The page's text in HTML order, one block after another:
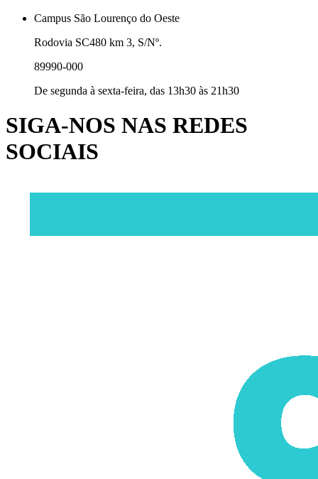
Campus São Lourenço do Oeste
Rodovia SC480 km 3, S/Nº.
89990-000
De segunda à sexta-feira, das 13h30 às 21h30
SIGA-NOS NAS REDES
SOCIAIS